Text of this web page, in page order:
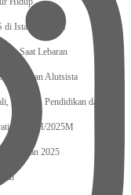
di Istana Negara
Saat Lebaran
Dan Alutsista
Layanan Pendidikan dan
1446 H/2025M
Lebaran 2025